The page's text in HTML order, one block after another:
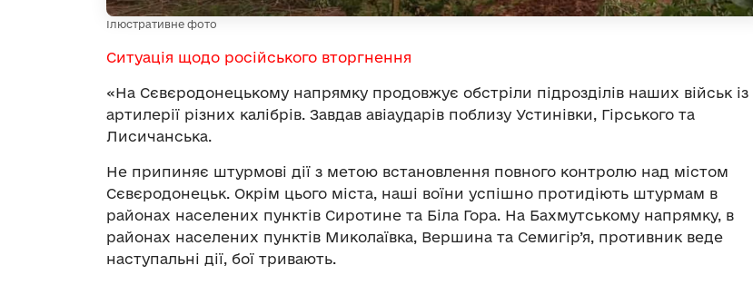
Ілюстративне фото
Ситуація щодо російського вторгнення
«На Сєвєродонецькому напрямку продовжує обстріли підрозділів наших військ із
артилерії різних калібрів. Завдав авіаударів поблизу Устинівки, Гірського та
Лисичанська.
Не припиняє штурмові дії з метою встановлення повного контролю над містом
Сєвєродонецьк. Окрім цього міста, наші воїни успішно протидіють штурмам в
районах населених пунктів Сиротине та Біла Гора. На Бахмутському напрямку, в
районах населених пунктів Миколаївка, Вершина та Семигір’я, противник веде
наступальні дії, бої тривають.